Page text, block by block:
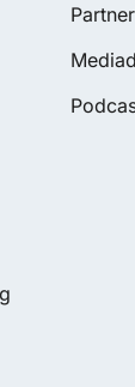
Partner